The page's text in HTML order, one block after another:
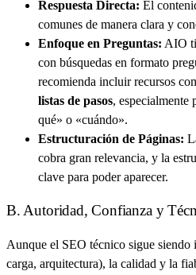
Respuesta Directa: El
comunes de manera clara y
Enfoque en Preguntas: AIO
con búsquedas en formato
recomienda incluir recursos
listas de pasos, especialmente
qué» o «cuándo».
Estructuración de Páginas:
cobra gran relevancia, y la
clave para poder aparecer.
B. Autoridad, Confianza y
Aunque el SEO técnico sigue siendo
carga, arquitectura), la calidad y la